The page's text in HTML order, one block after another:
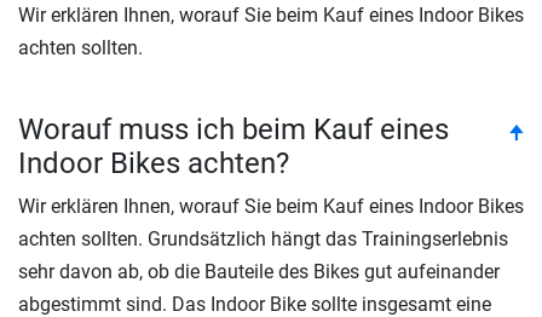
Wir erklären Ihnen, worauf Sie beim Kauf eines Indoor Bikes
achten sollten.
Worauf muss ich beim Kauf eines
Indoor Bikes achten?
🠉
Wir erklären Ihnen, worauf Sie beim Kauf eines Indoor Bikes
achten sollten. Grundsätzlich hängt das Trainingserlebnis
sehr davon ab, ob die Bauteile des Bikes gut aufeinander
abgestimmt sind. Das Indoor Bike sollte insgesamt eine